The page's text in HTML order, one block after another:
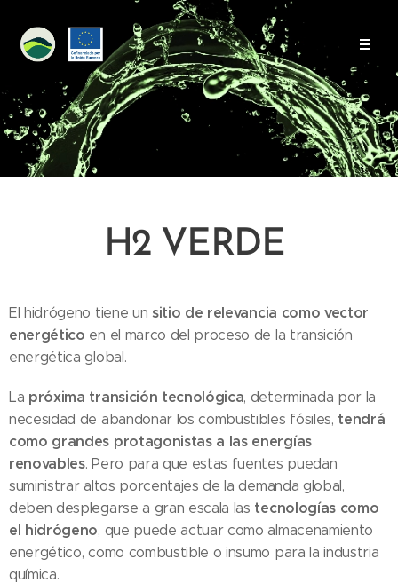
H2 VERDE
El hidrógeno tiene un sitio de relevancia como vector
energético en el marco del proceso de la transición
energética global.
La próxima transición tecnológica, determinada por la
necesidad de abandonar los combustibles fósiles, tendrá
como grandes protagonistas a las energías
renovables. Pero para que estas fuentes puedan
suministrar altos porcentajes de la demanda global,
deben desplegarse a gran escala las tecnologías como
el hidrógeno, que puede actuar como almacenamiento
energético, como combustible o insumo para la industria
química.